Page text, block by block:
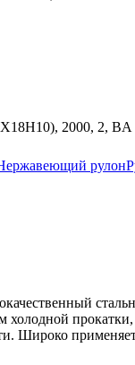
2000, 2, BA
рулон
Широко